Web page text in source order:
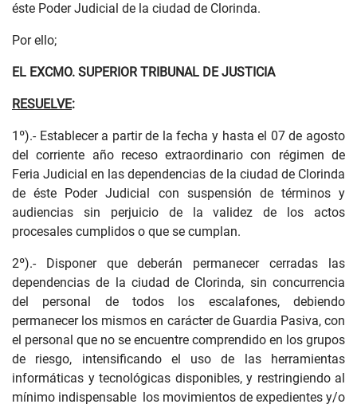
éste Poder Judicial de la ciudad de Clorinda.
Por ello;
EL EXCMO. SUPERIOR TRIBUNAL DE JUSTICIA
RESUELVE:
1º).- Establecer a partir de la fecha y hasta el 07 de agosto
del corriente año receso extraordinario con régimen de
Feria Judicial en las dependencias de la ciudad de Clorinda
de éste Poder Judicial con suspensión de términos y
audiencias sin perjuicio de la validez de los actos
procesales cumplidos o que se cumplan.
2º).- Disponer que deberán permanecer cerradas las
dependencias de la ciudad de Clorinda, sin concurrencia
del personal de todos los escalafones, debiendo
permanecer los mismos en carácter de Guardia Pasiva, con
el personal que no se encuentre comprendido en los grupos
de riesgo, intensificando el uso de las herramientas
informáticas y tecnológicas disponibles, y restringiendo al
mínimo indispensable los movimientos de expedientes y/o